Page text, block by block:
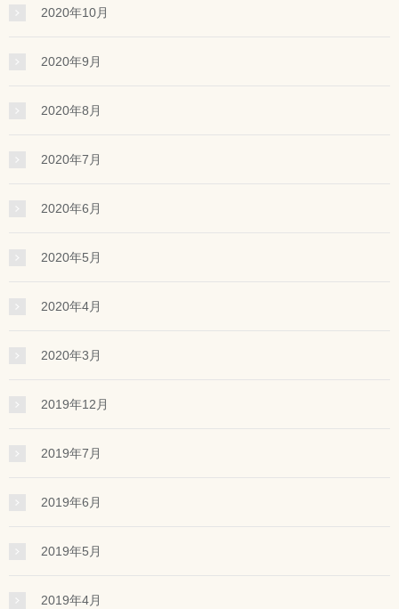
2020年10月
2020年9月
2020年8月
2020年7月
2020年6月
2020年5月
2020年4月
2020年3月
2019年12月
2019年7月
2019年6月
2019年5月
2019年4月